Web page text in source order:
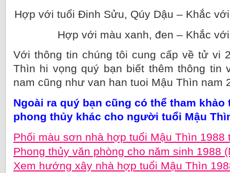
Hợp với tuổi Đinh Sửu, Qúy Dậu – Khắc
Hợp với màu xanh, đen – Khắc
Với thông tin chúng tôi cung cấp về tử vi
Thìn hi vọng quý bạn biết thêm thông tin
nam cũng như van han tuoi Mậu Thìn nam
Ngoài ra quý bạn cũng có thể tham
phong thủy khác cho người tuổi Mậu
Phối màu sơn nhà hợp tuổi Mậu Thìn 1988
Phong thủy văn phòng cho năm sinh 1988
Xem hướng xây nhà hợp tuổi Mậu Thìn